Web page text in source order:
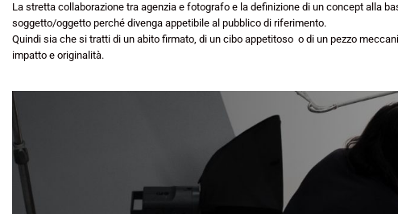
La stretta collaborazione tra agenzia e fotografo e la definizione di un concept alla
soggetto/oggetto perché divenga appetibile al pubblico di riferimento.
Quindi sia che si tratti di un abito firmato, di un cibo appetitoso o di un pezzo
impatto e originalità.